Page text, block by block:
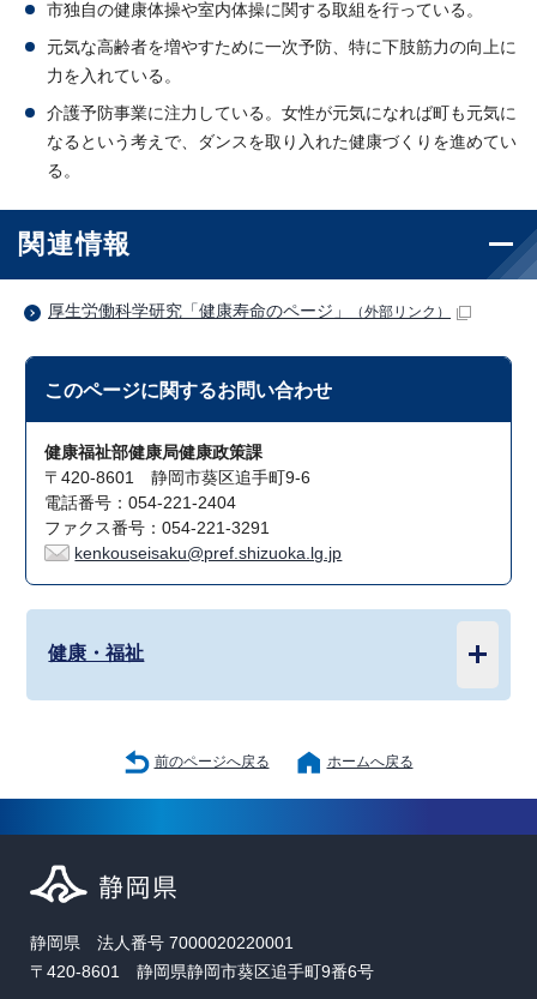
市独自の健康体操や室内体操に関する取組を行っている。
元気な高齢者を増やすために一次予防、特に下肢筋力の向上に
力を入れている。
介護予防事業に注力している。女性が元気になれば町も元気に
なるという考えで、ダンスを取り入れた健康づくりを進めてい
る。
関連情報
厚生労働科学研究「健康寿命のページ」 （外部リンク）
このページに関するお問い合わせ
健康福祉部健康局健康政策課
〒420-8601 静岡市葵区追手町9-6
電話番号：054-221-2404
ファクス番号：054-221-3291
kenkouseisaku@pref.shizuoka.lg.jp
健康・福祉
前のページへ戻る ホームへ戻る
静岡県 法人番号 7000020220001
〒420-8601 静岡県静岡市葵区追手町9番6号